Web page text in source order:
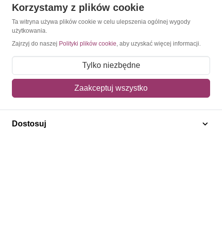
Polska 1979 Mi bl 78 Fi bl 108 FDC
8,50 zł
Dodaj do koszyka
Korzystamy z plików cookie
Ta witryna używa plików cookie w celu ulepszenia ogólnej wygody
użytkowania.
Zajrzyj do naszej Polityki plików cookie, aby uzyskać więcej informacji.
Tylko niezbędne
Zaakceptuj wszystko
Dostosuj